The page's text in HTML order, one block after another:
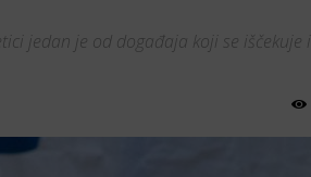
jedan je od događaja koji se iščekuje i